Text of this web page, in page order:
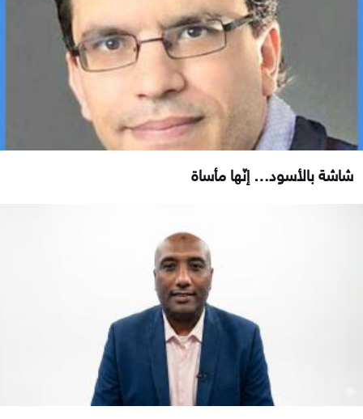
شاشة بالأسود… إنّها مأساة